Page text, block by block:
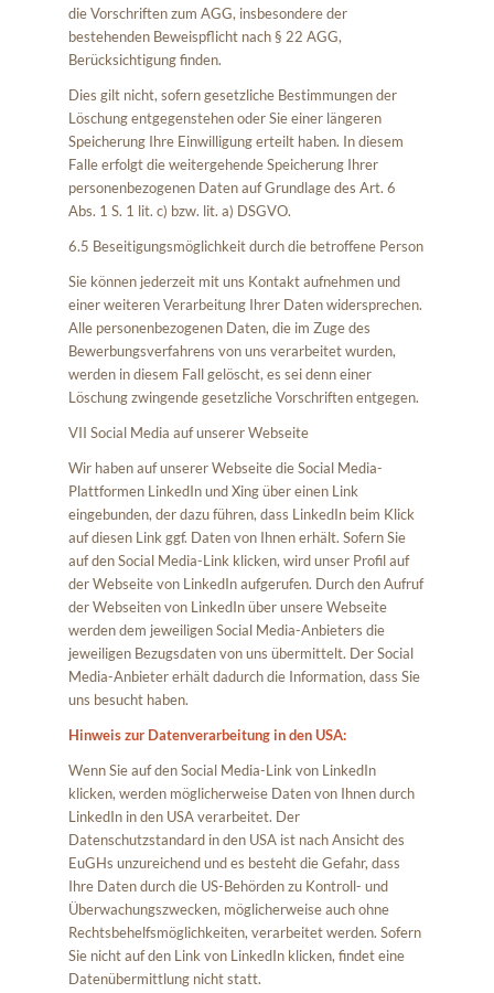
die Vorschriften zum AGG, insbesondere der
bestehenden Beweispflicht nach § 22 AGG,
Berücksichtigung finden.
Dies gilt nicht, sofern gesetzliche Bestimmungen der
Löschung entgegenstehen oder Sie einer längeren
Speicherung Ihre Einwilligung erteilt haben. In diesem
Falle erfolgt die weitergehende Speicherung Ihrer
personenbezogenen Daten auf Grundlage des Art. 6
Abs. 1 S. 1 lit. c) bzw. lit. a) DSGVO.
6.5 Beseitigungsmöglichkeit durch die betroffene Person
Sie können jederzeit mit uns Kontakt aufnehmen und
einer weiteren Verarbeitung Ihrer Daten widersprechen.
Alle personenbezogenen Daten, die im Zuge des
Bewerbungsverfahrens von uns verarbeitet wurden,
werden in diesem Fall gelöscht, es sei denn einer
Löschung zwingende gesetzliche Vorschriften entgegen.
VII Social Media auf unserer Webseite
Wir haben auf unserer Webseite die Social Media-
Plattformen LinkedIn und Xing über einen Link
eingebunden, der dazu führen, dass LinkedIn beim Klick
auf diesen Link ggf. Daten von Ihnen erhält. Sofern Sie
auf den Social Media-Link klicken, wird unser Profil auf
der Webseite von LinkedIn aufgerufen. Durch den Aufruf
der Webseiten von LinkedIn über unsere Webseite
werden dem jeweiligen Social Media-Anbieters die
jeweiligen Bezugsdaten von uns übermittelt. Der Social
Media-Anbieter erhält dadurch die Information, dass Sie
uns besucht haben.
Hinweis zur Datenverarbeitung in den USA:
Wenn Sie auf den Social Media-Link von LinkedIn
klicken, werden möglicherweise Daten von Ihnen durch
LinkedIn in den USA verarbeitet. Der
Datenschutzstandard in den USA ist nach Ansicht des
EuGHs unzureichend und es besteht die Gefahr, dass
Ihre Daten durch die US-Behörden zu Kontroll- und
Überwachungszwecken, möglicherweise auch ohne
Rechtsbehelfsmöglichkeiten, verarbeitet werden. Sofern
Sie nicht auf den Link von LinkedIn klicken, findet eine
Datenübermittlung nicht statt.